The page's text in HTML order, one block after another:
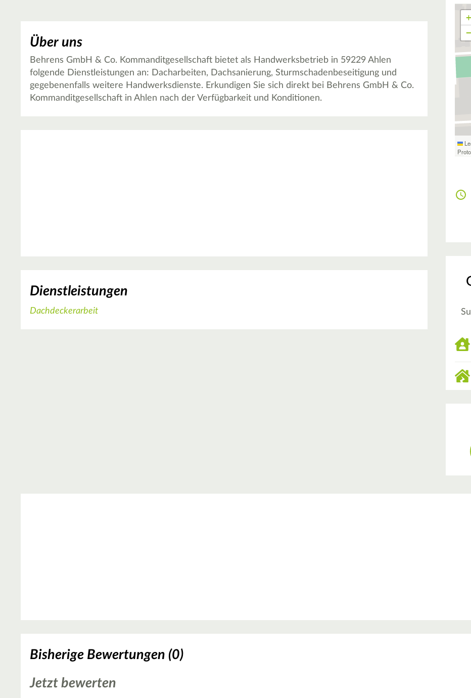
Über uns
Behrens GmbH & Co. Kommanditgesellschaft bietet als Handwerksbetrieb in 59229 Ahlen
folgende Dienstleistungen an: Dacharbeiten, Dachsanierung, Sturmschadenbeseitigung und
gegebenenfalls weitere Handwerksdienste. Erkundigen Sie sich direkt bei Behrens GmbH & Co.
Kommanditgesellschaft in Ahlen nach der Verfügbarkeit und Konditionen.
Dienstleistungen
Dachdeckerarbeit
+
−
Bisherige Bewertungen (0)
Jetzt bewerten